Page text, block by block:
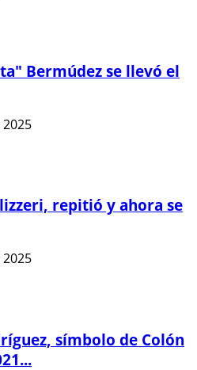
Bermúdez se llevó el
2025
repitió y ahora se
2025
símbolo de Colón